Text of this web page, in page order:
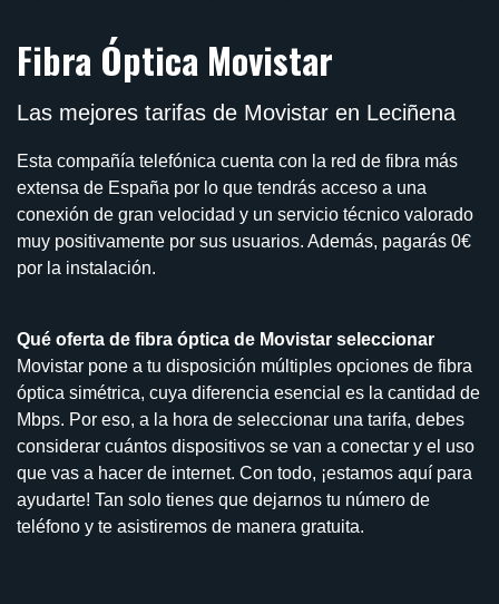
Fibra Óptica Movistar
Las mejores tarifas de Movistar en Leciñena
Esta compañía telefónica cuenta con la red de fibra más
extensa de España por lo que tendrás acceso a una
conexión de gran velocidad y un servicio técnico valorado
muy positivamente por sus usuarios. Además, pagarás 0€
por la instalación.
Qué oferta de fibra óptica de Movistar seleccionar
Movistar pone a tu disposición múltiples opciones de fibra
óptica simétrica, cuya diferencia esencial es la cantidad de
Mbps. Por eso, a la hora de seleccionar una tarifa, debes
considerar cuántos dispositivos se van a conectar y el uso
que vas a hacer de internet. Con todo, ¡estamos aquí para
ayudarte! Tan solo tienes que dejarnos tu número de
teléfono y te asistiremos de manera gratuita.